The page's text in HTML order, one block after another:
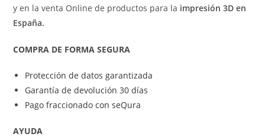
y en la venta Online de productos para la impresión 3D en
España.
COMPRA DE FORMA SEGURA
Protección de datos garantizada
Garantía de devolución 30 días
Pago fraccionado con seQura
AYUDA